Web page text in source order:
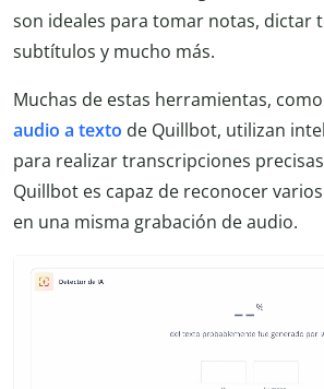
son ideales para tomar notas, dictar
subtítulos y mucho más.
Muchas de estas herramientas,
audio a texto de Quillbot, utilizan
para realizar transcripciones
Quillbot es capaz de reconocer
en una misma grabación de audio.